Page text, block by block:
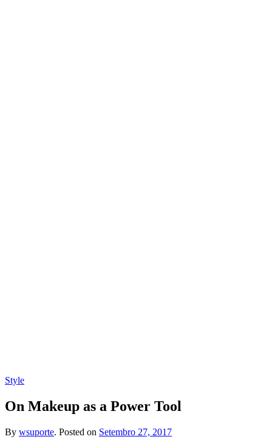
Style
On Makeup as a Power Tool
By wsuporte. Posted on Setembro 27, 2017